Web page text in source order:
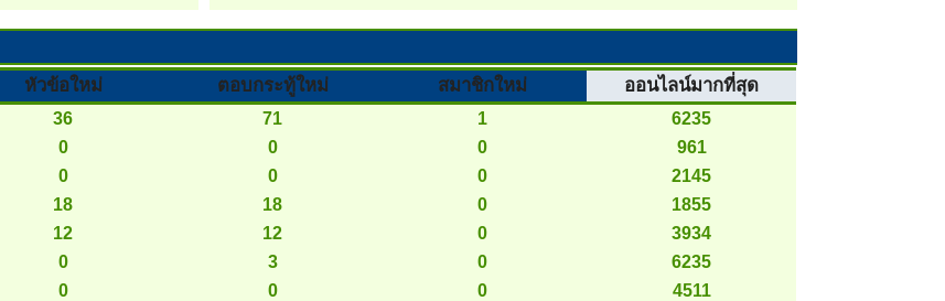
หัวข้อใหม่ ตอบกระทู้ใหม่ สมาชิกใหม่ ออนไลน์มากที่สุด
36 71 1
6235
0 0 0
961
0 0 0
2145
18 18 0
1855
12 12 0
3934
0 3 0
6235
0 0 0
4511